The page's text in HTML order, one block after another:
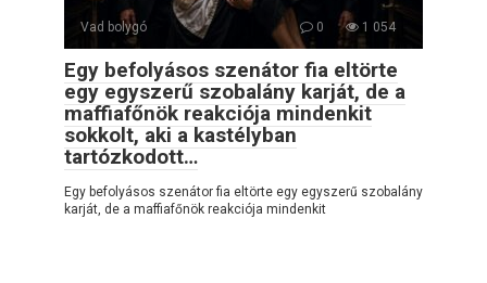
Vad bolygó 0 1 054
Egy befolyásos szenátor fia eltörte
egy egyszerű szobalány karját, de a
maffiafőnök reakciója mindenkit
sokkolt, aki a kastélyban
tartózkodott…
Egy befolyásos szenátor fia eltörte egy egyszerű szobalány
karját, de a maffiafőnök reakciója mindenkit